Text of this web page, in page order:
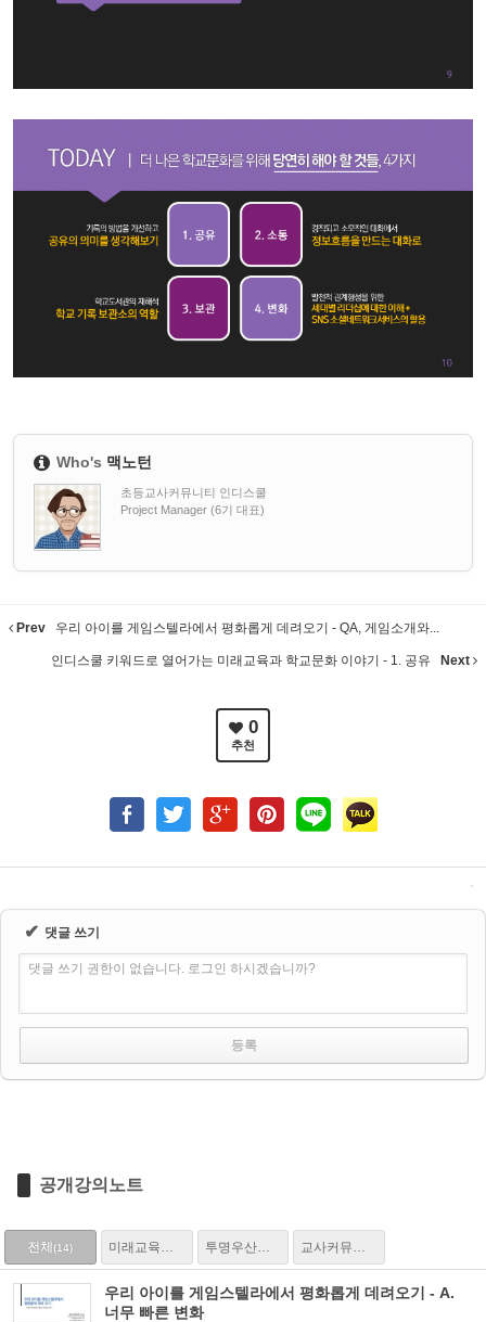
Who's 맥노턴
초등교사커뮤니티 인디스쿨
Project Manager (6기 대표)
Prev 우리 아이를 게임스텔라에서 평화롭게 데려오기 - QA, 게임소개와...
인디스쿨 키워드로 열어가는 미래교육과 학교문화 이야기 - 1. 공유 Next
0
추천
✔ 댓글 쓰기
댓글 쓰기 권한이 없습니다. 로그인 하시겠습니까?
공개강의노트
전체(14) 미래교육과 학교문화 (5) 투명우산프로젝트 (5) 교사커뮤니티와 교사성장
우리 아이를 게임스텔라에서 평화롭게 데려오기 - A.
너무 빠른 변화